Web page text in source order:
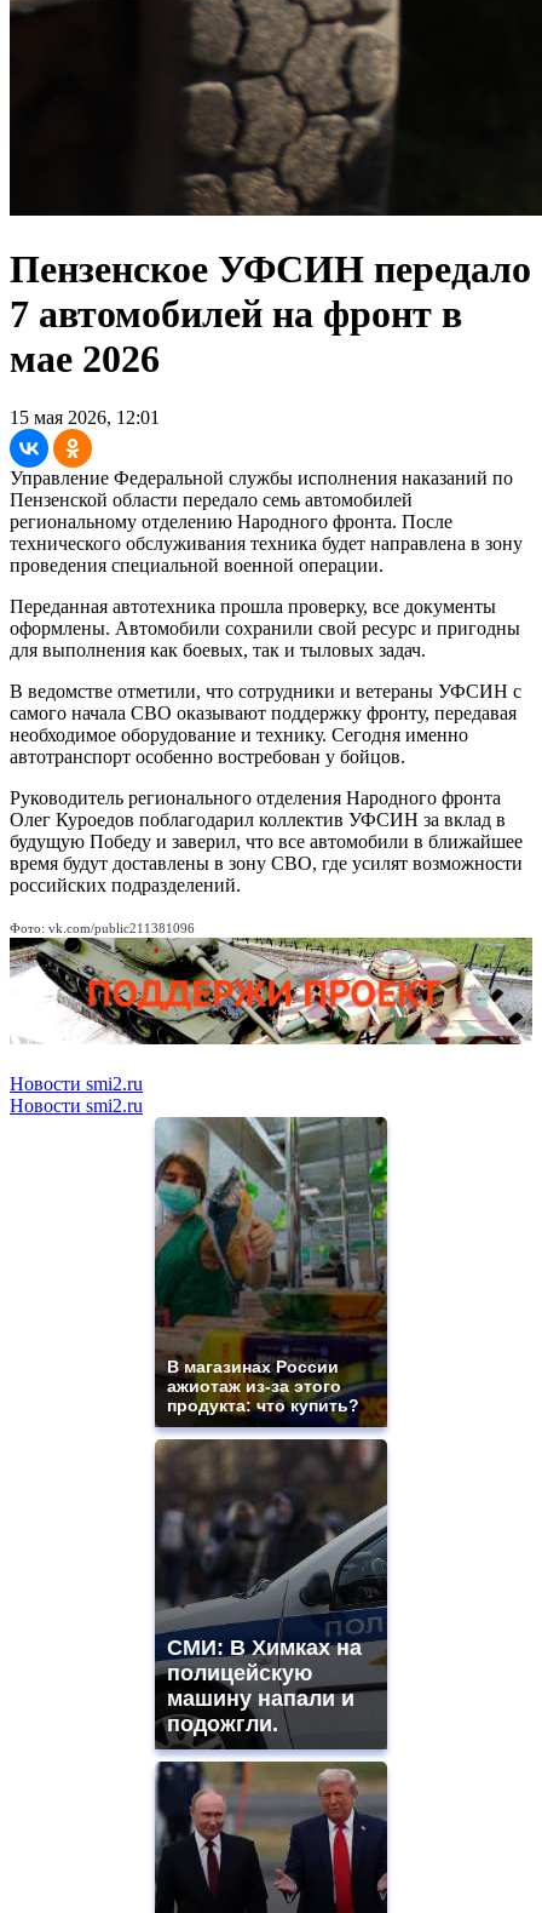
Пензенское УФСИН передало
7 автомобилей на фронт в
мае 2026
15 мая 2026, 12:01
Управление Федеральной службы исполнения наказаний по
Пензенской области передало семь автомобилей
региональному отделению Народного фронта. После
технического обслуживания техника будет направлена в зону
проведения специальной военной операции.
Переданная автотехника прошла проверку, все документы
оформлены. Автомобили сохранили свой ресурс и пригодны
для выполнения как боевых, так и тыловых задач.
В ведомстве отметили, что сотрудники и ветераны УФСИН с
самого начала СВО оказывают поддержку фронту, передавая
необходимое оборудование и технику. Сегодня именно
автотранспорт особенно востребован у бойцов.
Руководитель регионального отделения Народного фронта
Олег Куроедов поблагодарил коллектив УФСИН за вклад в
будущую Победу и заверил, что все автомобили в ближайшее
время будут доставлены в зону СВО, где усилят возможности
российских подразделений.
Фото: vk.com/public211381096
Новости smi2.ru
Новости smi2.ru
В магазинах России
ажиотаж из-за этого
продукта: что купить?
СМИ: В Химках на
полицейскую
машину напали и
подожгли.